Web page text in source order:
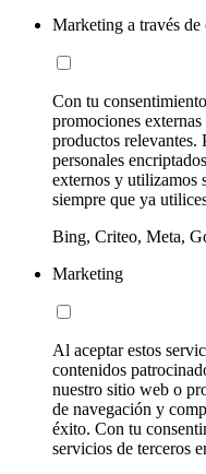
Marketing a través de
Con tu
promociones
productos relevantes.
personales
externos y utilizamos
siempre que ya
Bing, Criteo, Meta,
Marketing
Al aceptar estos
contenidos
nuestro sitio web o
de navegación y
éxito. Con tu
servicios de terceros